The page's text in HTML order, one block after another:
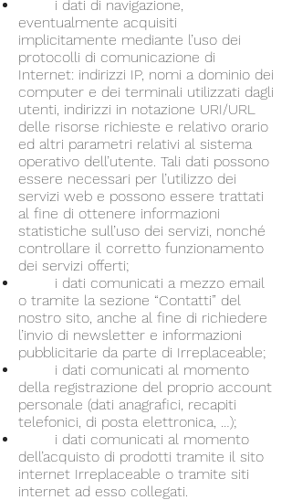
i dati di navigazione,
eventualmente acquisiti
implicitamente mediante l’uso dei
protocolli di comunicazione di
Internet: indirizzi IP, nomi a dominio dei
computer e dei terminali utilizzati dagli
utenti, indirizzi in notazione URI/URL
delle risorse richieste e relativo orario
ed altri parametri relativi al sistema
operativo dell’utente. Tali dati possono
essere necessari per l’utilizzo dei
servizi web e possono essere trattati
al fine di ottenere informazioni
statistiche sull’uso dei servizi, nonché
controllare il corretto funzionamento
dei servizi offerti;
i dati comunicati a mezzo email
o tramite la sezione “Contatti” del
nostro sito, anche al fine di richiedere
l’invio di newsletter e informazioni
pubblicitarie da parte di Irreplaceable;
i dati comunicati al momento
della registrazione del proprio account
personale (dati anagrafici, recapiti
telefonici, di posta elettronica, …);
i dati comunicati al momento
dell’acquisto di prodotti tramite il sito
internet Irreplaceable o tramite siti
internet ad esso collegati.